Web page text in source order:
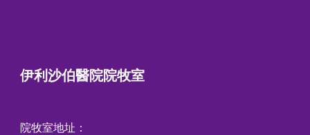
伊利沙伯醫院院牧室
院牧室地址：